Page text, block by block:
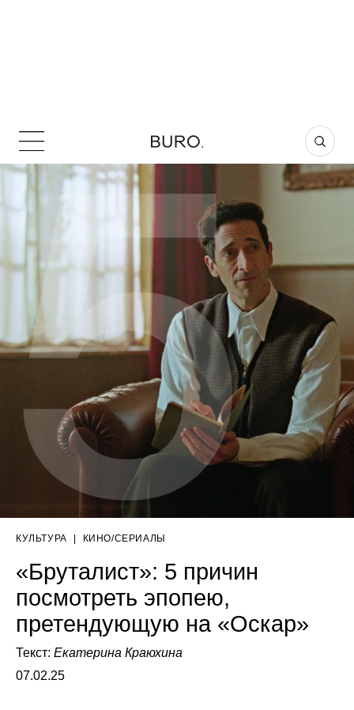
КУЛЬТУРА КИНО/СЕРИАЛЫ
«Бруталист»: 5 причин
посмотреть эпопею,
претендующую на «Оскар»
Текст: Екатерина Краюхина
07.02.25